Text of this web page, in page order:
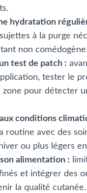
hydratation
à la purge
non comédogène.
test de patch :
tester le
pour détecter
conditions
routine avec des
ou plus légers
alimentation :
et intégrer des
la qualité cutanée.